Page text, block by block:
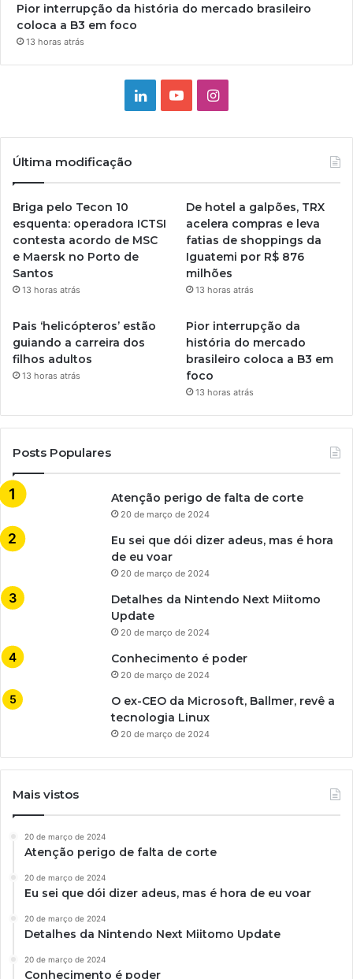
Pior interrupção da história do mercado brasileiro
coloca a B3 em foco
13 horas atrás
LinkedinYouTubeInstagram
Última modificação
Briga pelo Tecon 10
esquenta: operadora ICTSI
contesta acordo de MSC
e Maersk no Porto de
Santos
13 horas atrás
De hotel a galpões, TRX
acelera compras e leva
fatias de shoppings da
Iguatemi por R$ 876
milhões
13 horas atrás
Pais ‘helicópteros’ estão
guiando a carreira dos
filhos adultos
13 horas atrás
Pior interrupção da
história do mercado
brasileiro coloca a B3 em
foco
13 horas atrás
Posts Populares
Atenção perigo de falta de corte
20 de março de 2024
Eu sei que dói dizer adeus, mas é hora
de eu voar
20 de março de 2024
Detalhes da Nintendo Next Miitomo
Update
20 de março de 2024
Conhecimento é poder
20 de março de 2024
O ex-CEO da Microsoft, Ballmer, revê a
tecnologia Linux
20 de março de 2024
Mais vistos
20 de março de 2024
Atenção perigo de falta de corte
20 de março de 2024
Eu sei que dói dizer adeus, mas é hora de eu voar
20 de março de 2024
Detalhes da Nintendo Next Miitomo Update
20 de março de 2024
Conhecimento é poder